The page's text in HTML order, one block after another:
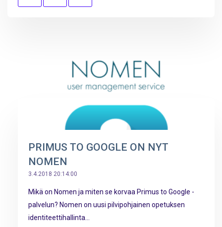
PRIMUS TO GOOGLE ON NYT
NOMEN
3.4.2018 20:14:00
Mikä on Nomen ja miten se korvaa Primus to Google -
palvelun? Nomen on uusi pilvipohjainen opetuksen
identiteettihallinta...